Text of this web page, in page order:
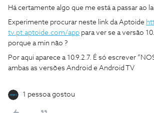
Há certamente algo que me está a passar ao
Experimente procurar neste link da Aptoide
tv.pt.aptoide.com/app para ver se a versão
porque a min não ?
Por aqui aparece a 10.9.2.7. É só escrever
ambas as versões Android e Android TV
1 pessoa gostou